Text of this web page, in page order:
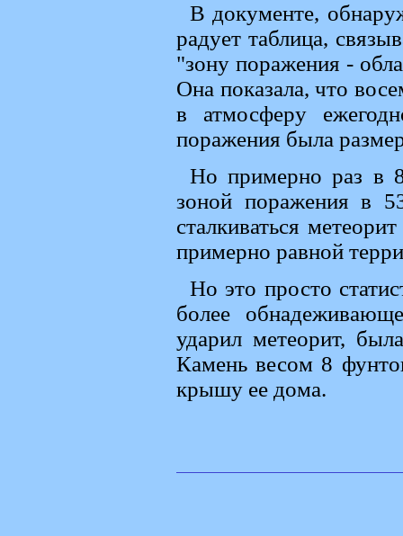
В документе,
радует таблица,
"зону поражения -
Она показала, что
в атмосферу
поражения была
Но примерно раз в
зоной поражения в
сталкиваться
примерно равной
Но это просто
более
ударил метеорит,
Камень весом 8
крышу ее дома.